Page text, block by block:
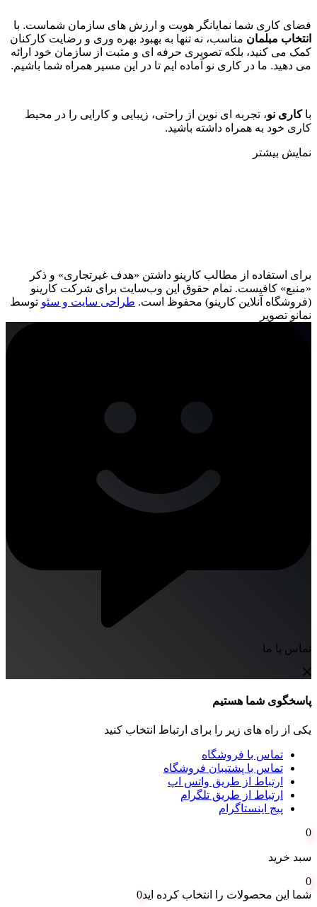
فضای کاری شما نمایانگر هویت و ارزش های سازمان شماست. با
انتخاب مبلمان مناسب، نه تنها به بهبود بهره وری و رضایت کارکنان
کمک می کنید، بلکه تصویری حرفه ای و مثبت از سازمان خود ارائه
می دهید. ما در کاری نو آماده ایم تا در این مسیر همراه شما باشیم.
باکاری نو، تجربه ای نوین از راحتی، زیبایی و کارایی را در محیط
کاری خود به همراه داشته باشید.
نمایش بیشتر
برای استفاده از مطالب کارینو داشتن «هدف غیرتجاری» و ذکر
«منبع» کافیست. تمام حقوق اين وب‌سايت برای شرکت کارینو
(فروشگاه آنلاین کارینو) محفوظ است. طراحی سایت و سئو توسط
نمانو تصویر
تماس با ما
پاسخگوی شما هستیم
یکی از راه های زیر را برای ارتباط انتخاب کنید
تماس با فروشگاه
تماس با پشتیبان فروشگاه
ارتباط از طریق واتس اپ
ارتباط از طریق تلگرام
پیج اینستاگرام
0
سبد خرید
0
شما این محصولات را انتخاب کرده اید0